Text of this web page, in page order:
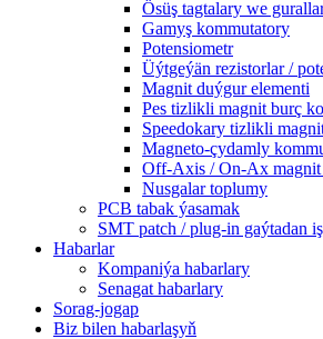
Ösüş tagtalary we
Gamyş kommutatory
Potensiometr
Üýtgeýän rezistorlar /
Magnit duýgur elementi
Pes tizlikli magnit burç
Speedokary tizlikli
Magneto-çydamly
Off-Axis / On-Ax
Nusgalar toplumy
PCB tabak ýasamak
SMT patch / plug-in gaýtadan
Habarlar
Kompaniýa habarlary
Senagat habarlary
Sorag-jogap
Biz bilen habarlaşyň